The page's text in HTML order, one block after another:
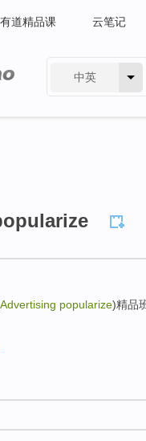
有道精品课 云笔记
中英
Advertising popularize)精品